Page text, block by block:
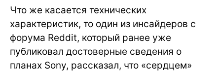
Что же касается технических
характеристик, то один из инсайдеров с
форума Reddit, который ранее уже
публиковал достоверные сведения о
планах Sony, рассказал, что «сердцем»